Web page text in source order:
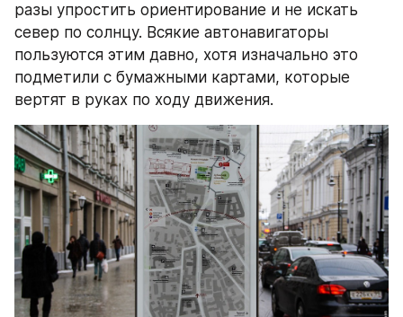
разы упростить ориентирование и не искать
север по солнцу. Всякие автонавигаторы
пользуются этим давно, хотя изначально это
подметили с бумажными картами, которые
вертят в руках по ходу движения.